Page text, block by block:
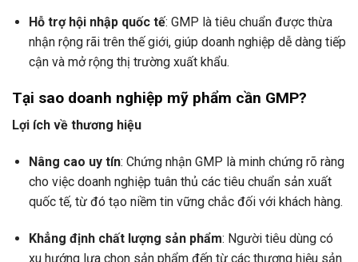
Hỗ trợ hội nhập quốc tế: GMP là tiêu chuẩn được thừa
nhận rộng rãi trên thế giới, giúp doanh nghiệp dễ dàng tiếp
cận và mở rộng thị trường xuất khẩu.
Tại sao doanh nghiệp mỹ phẩm cần GMP?
Lợi ích về thương hiệu
Nâng cao uy tín: Chứng nhận GMP là minh chứng rõ ràng
cho việc doanh nghiệp tuân thủ các tiêu chuẩn sản xuất
quốc tế, từ đó tạo niềm tin vững chắc đối với khách hàng.
Khẳng định chất lượng sản phẩm: Người tiêu dùng có
xu hướng lựa chọn sản phẩm đến từ các thương hiệu sản